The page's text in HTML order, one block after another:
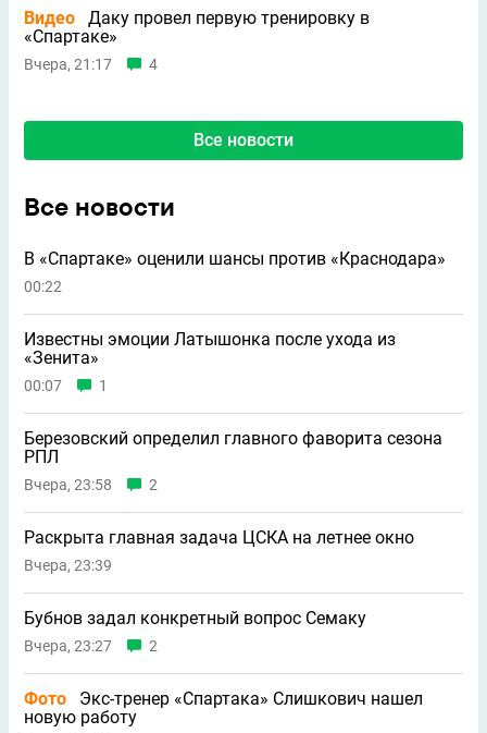
Видео
Даку провел первую тренировку в
«Спартаке»
Вчера, 21:17 4
Все новости
Все новости
В «Спартаке» оценили шансы против «Краснодара»
00:22
Известны эмоции Латышонка после ухода из
«Зенита»
00:07 1
Березовский определил главного фаворита сезона
РПЛ
Вчера, 23:58 2
Раскрыта главная задача ЦСКА на летнее окно
Вчера, 23:39
Бубнов задал конкретный вопрос Семаку
Вчера, 23:27 2
Фото
Экс-тренер «Спартака» Слишкович нашел
новую работу